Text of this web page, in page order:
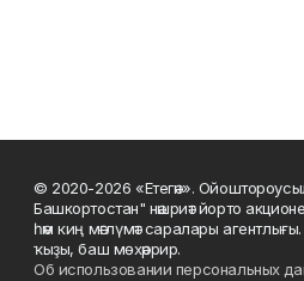
© 2020-2026 «Етегән».
Башкортостан" нәшриәт йорто
һәм киң мәғлүмәт саралары агентлығы.
ҡыҙы, баш мөхәррир.
Об использовании персональных